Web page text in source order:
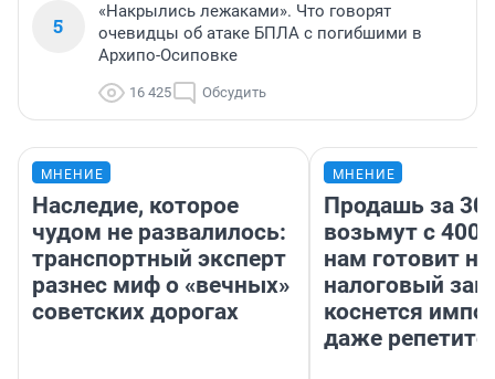
5
«Накрылись лежаками». Что говорят
очевидцы об атаке БПЛА с погибшими в
Архипо-Осиповке
16 425 Обсудить
МНЕНИЕ
Наследие, которое
чудом не развалилось:
транспортный эксперт
разнес миф о «вечных»
советских дорогах
МНЕНИЕ
Продашь за
возьмут с
нам готовит
налоговый
коснется
даже